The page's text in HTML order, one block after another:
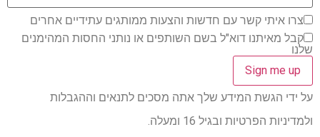
צרו איתי קשר עם חדשות והצעות ממותגים עתידיים אחרים
קבל מאיתנו דוא"ל בשם השותפים או נותני החסות המהימנים
שלנו
על ידי הגשת המידע שלך אתה מסכים לתנאים וההגבלות
ולמדיניות הפרטיות ובגיל 16 ומעלה.